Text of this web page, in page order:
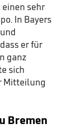
einen sehr
In Bayers
er für
ganz
sich
Mitteilung
Bremen